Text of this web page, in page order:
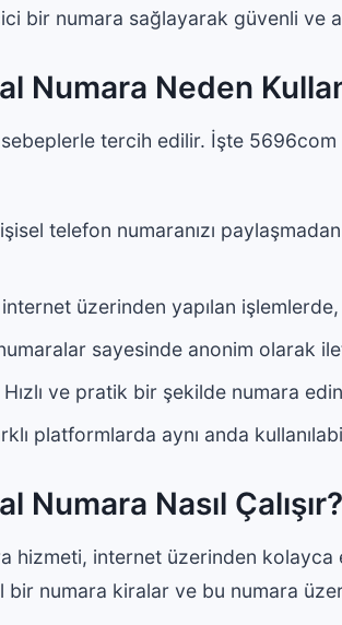
bir numara sağlayarak güvenli ve
Numara Neden
tercih edilir. İşte 5696com
telefon numaranızı
üzerinden yapılan
sayesinde anonim olarak
Hızlı ve pratik bir şekilde numara
platformlarda aynı anda
Numara Nasıl Çalışır?
hizmeti, internet üzerinden kolayca
bir numara kiralar ve bu numara